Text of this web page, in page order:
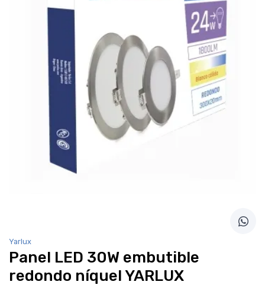
Yarlux
Panel LED 30W embutible
redondo níquel YARLUX